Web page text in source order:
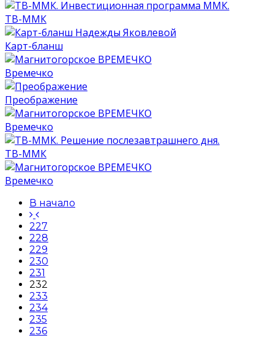
ТВ-ММК
Карт-бланш
Времечко
Преображение
Времечко
ТВ-ММК
Времечко
В начало
227
228
229
230
231
232
233
234
235
236